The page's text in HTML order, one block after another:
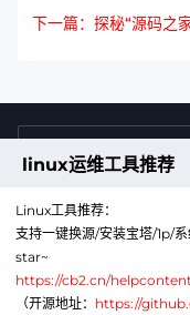
下一篇：探秘“源码之
售前
linux运维工具推荐
Linux工具推荐：
支持一键换源/安装宝塔/1p/
star~
https://cb2.cn/
（开源地址： https://